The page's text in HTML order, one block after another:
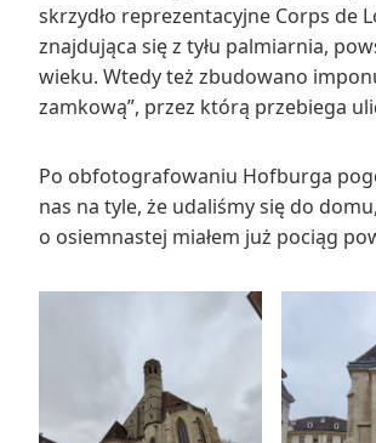
skrzydło reprezentacyjne Corps de
znajdująca się z tyłu palmiarnia,
wieku. Wtedy też zbudowano
zamkową”, przez którą przebiega
Po obfotografowaniu Hofburga
nas na tyle, że udaliśmy się do
o osiemnastej miałem już pociąg